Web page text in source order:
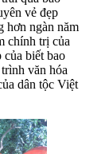
vẻ đẹp
hơn ngàn năm
chính trị của
biết bao
văn hóa
dân tộc Việt